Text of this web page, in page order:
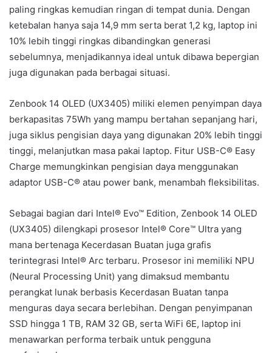
paling ringkas kemudian ringan di tempat dunia. Dengan
ketebalan hanya saja 14,9 mm serta berat 1,2 kg, laptop ini
10% lebih tinggi ringkas dibandingkan generasi
sebelumnya, menjadikannya ideal untuk dibawa bepergian
juga digunakan pada berbagai situasi.
Zenbook 14 OLED (UX3405) miliki elemen penyimpan daya
berkapasitas 75Wh yang mampu bertahan sepanjang hari,
juga siklus pengisian daya yang digunakan 20% lebih tinggi
tinggi, melanjutkan masa pakai laptop. Fitur USB-C® Easy
Charge memungkinkan pengisian daya menggunakan
adaptor USB-C® atau power bank, menambah fleksibilitas.
Sebagai bagian dari Intel® Evo™ Edition, Zenbook 14 OLED
(UX3405) dilengkapi prosesor Intel® Core™ Ultra yang
mana bertenaga Kecerdasan Buatan juga grafis
terintegrasi Intel® Arc terbaru. Prosesor ini memiliki NPU
(Neural Processing Unit) yang dimaksud membantu
perangkat lunak berbasis Kecerdasan Buatan tanpa
menguras daya secara berlebihan. Dengan penyimpanan
SSD hingga 1 TB, RAM 32 GB, serta WiFi 6E, laptop ini
menawarkan performa terbaik untuk pengguna